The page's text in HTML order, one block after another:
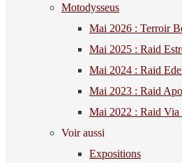
Motodysseus
Mai 2026 : Terroir
Mai 2025 : Raid
Mai 2024 : Raid
Mai 2023 : Raid
Mai 2022 : Raid Via
Voir aussi
Expositions